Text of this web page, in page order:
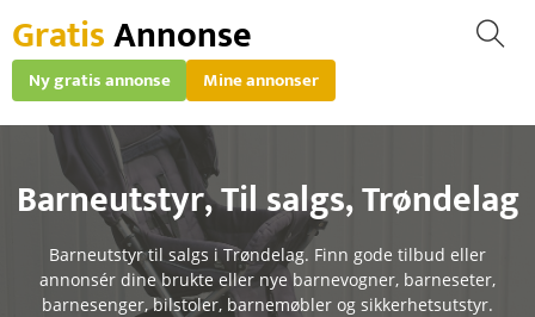
GratisAnnonse
Ny gratis annonse Mine annonser
Barneutstyr,Til salgs,Trøndelag
Barneutstyr til salgs i Trøndelag. Finn gode tilbud eller
annonsér dine brukte eller nye barnevogner, barneseter,
barnesenger, bilstoler, barnemøbler og sikkerhetsutstyr.